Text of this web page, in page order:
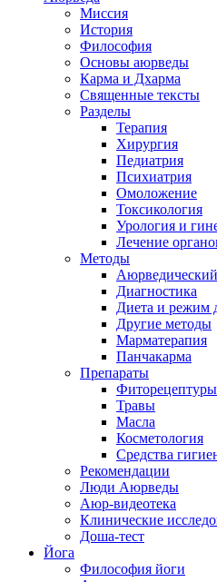
Миссия
История
Философия
Основы аюрведы
Карма и Дхарма
Священные тексты
Разделы
Терапия
Хирургия
Педиатрия
Психиатрия
Омоложение
Токсикология
Урология и
Лечение
Методы
Диагностика
Диета и режим
Другие методы
Марматерапия
Панчакарма
Препараты
Фиторецептуры
Травы
Масла
Косметология
Средства
Рекомендации
Люди Аюрведы
Аюр-видеотека
Клинические
Доша-тест
Йога
Философия йоги